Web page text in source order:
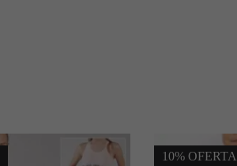
10% OFERTA